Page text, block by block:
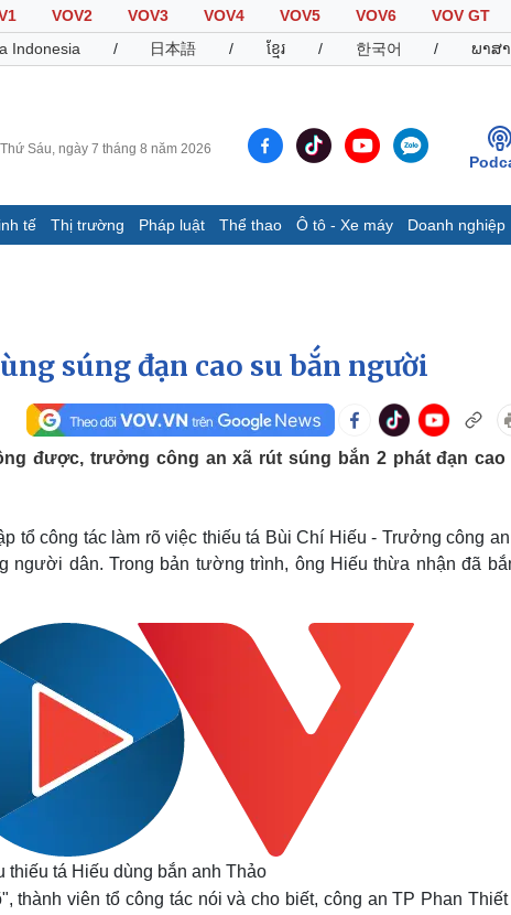
VOV2 VOV3 VOV4 VOV5 VOV6
VOV GT
Indonesia / 日本語 / ខ្មែរ / 한국어 / ພາສ
Thứ Sáu, ngày 7 tháng 8 năm 2026
tế Thị trường Pháp luật Thể thao Ô tô - Xe máy Doanh nghiệp
E-Magazine
Infographic
Thể thao
Thế giới thể thao
eSports
Hậu trường
Ô tô - Xe máy
Tư vấn
Vì
Sân khấu - Điện ảnh
Âm nhạc
Di sản
Nghệ sĩ
Thời trang
Sao Việt
súng đạn cao su bắn người
được, trưởng công an xã rút súng bắn 2 phát đạn cao
tổ công tác làm rõ việc thiếu tá Bùi Chí Hiếu - Trưởng công
người dân. Trong bản tường trình, ông Hiếu thừa nhận đã
thiếu tá Hiếu dùng bắn anh Thảo
thành viên tổ công tác nói và cho biết, công an TP Phan Thiết